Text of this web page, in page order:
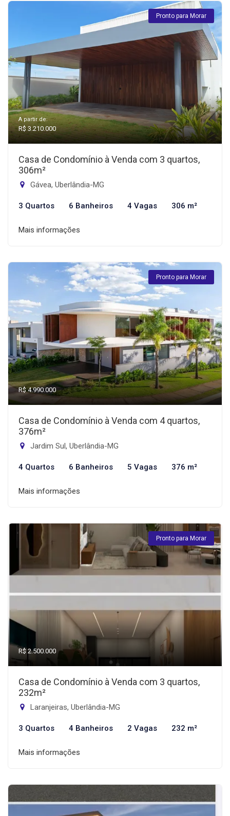
Pronto para Morar
A partir de:
R$ 3.210.000
Casa de Condomínio à Venda com 3 quartos,
306m²
Gávea, Uberlândia-MG
3 Quartos 6 Banheiros 4 Vagas 306 m²
Mais informações
Pronto para Morar
R$ 4.990.000
Casa de Condomínio à Venda com 4 quartos,
376m²
Jardim Sul, Uberlândia-MG
4 Quartos 6 Banheiros 5 Vagas 376 m²
Mais informações
Pronto para Morar
R$ 2.500.000
Casa de Condomínio à Venda com 3 quartos,
232m²
Laranjeiras, Uberlândia-MG
3 Quartos 4 Banheiros 2 Vagas 232 m²
Mais informações